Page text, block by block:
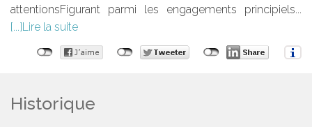
attentionsFigurant parmi les engagements principiels...
Lire la suite
Historique